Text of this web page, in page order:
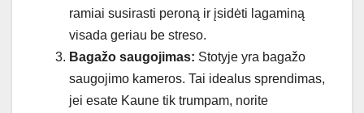
ramiai susirasti peroną ir įsidėti lagaminą
visada geriau be streso.
Bagažo saugojimas: Stotyje yra bagažo
saugojimo kameros. Tai idealus sprendimas,
jei esate Kaune tik trumpam, norite